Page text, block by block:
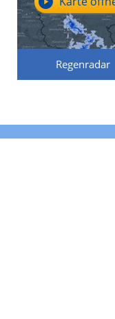
Regenradar